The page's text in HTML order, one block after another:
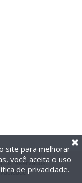
reservados.
site para melhorar
você aceita o uso
de privacidade.